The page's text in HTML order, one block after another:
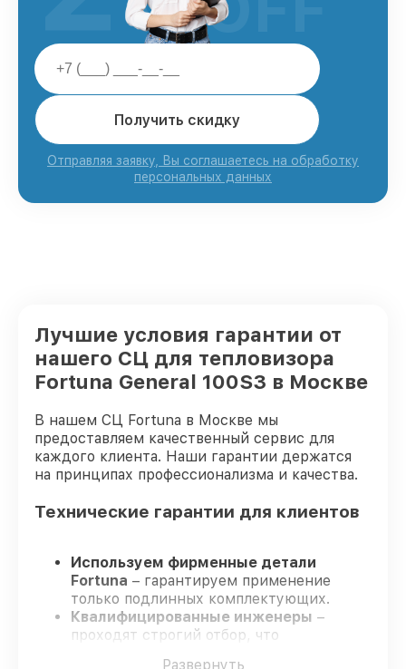
Получить скидку
Отправляя заявку, Вы соглашаетесь на обработку
персональных данных
Лучшие условия гарантии от
нашего СЦ для тепловизора
Fortuna General 100S3 в Москве
В нашем СЦ Fortuna в Москве мы
предоставляем качественный сервис для
каждого клиента. Наши гарантии держатся
на принципах профессионализма и качества.
Технические гарантии для клиентов
Используем фирменные детали
Fortuna – гарантируем применение
только подлинных комплектующих.
Квалифицированные инженеры –
проходят строгий отбор, что
Развернуть